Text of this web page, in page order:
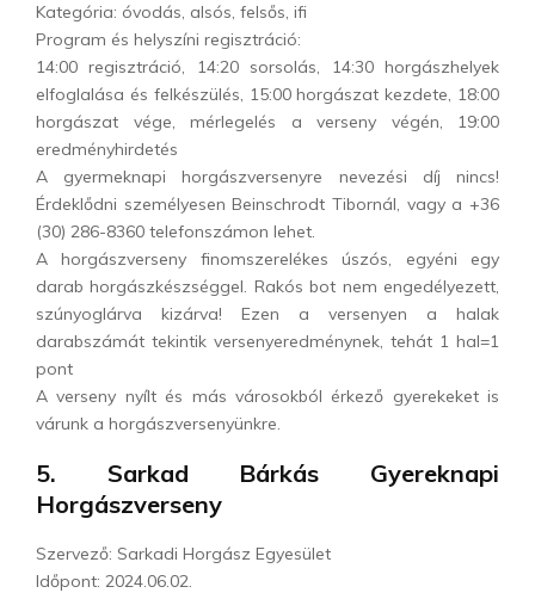
Kategória: óvodás, alsós, felsős, ifi
Program és helyszíni regisztráció:
14:00 regisztráció, 14:20 sorsolás, 14:30 horgászhelyek
elfoglalása és felkészülés, 15:00 horgászat kezdete, 18:00
horgászat vége, mérlegelés a verseny végén, 19:00
eredményhirdetés
A gyermeknapi horgászversenyre nevezési díj nincs!
Érdeklődni személyesen Beinschrodt Tibornál, vagy a +36
(30) 286-8360 telefonszámon lehet.
A horgászverseny finomszerelékes úszós, egyéni egy
darab horgászkészséggel. Rakós bot nem engedélyezett,
szúnyoglárva kizárva! Ezen a versenyen a halak
darabszámát tekintik versenyeredménynek, tehát 1 hal=1
pont
A verseny nyílt és más városokból érkező gyerekeket is
várunk a horgászversenyünkre.
5. Sarkad Bárkás Gyereknapi
Horgászverseny
Szervező: Sarkadi Horgász Egyesület
Időpont: 2024.06.02.